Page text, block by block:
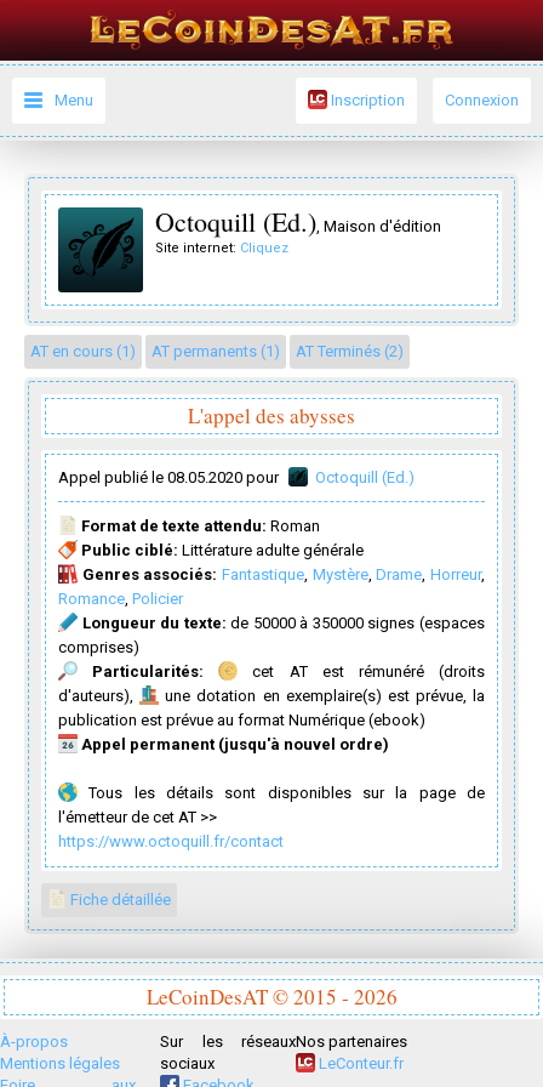
Inscription Connexion
Menu
Octoquill (Ed.), Maison d'édition
Site internet: Cliquez
AT en cours (1) AT permanents (1) AT Terminés (2)
L'appel des abysses
Appel publié le 08.05.2020 pour Octoquill (Ed.)
Format de texte attendu: Roman
Public ciblé: Littérature adulte générale
Genres associés: Fantastique, Mystère,Drame,Horreur,
Romance, Policier
Longueur du texte: de 50000 à 350000 signes (espaces
comprises)
Particularités:
cet AT est rémunéré (droits
d'auteurs),
une dotation en exemplaire(s) est prévue, la
publication est prévue au format Numérique (ebook)
Appel permanent (jusqu'à nouvel ordre)
Tous les détails sont disponibles sur la page de
l'émetteur de cet AT >>
https://www.octoquill.fr/contact
Fiche détaillée
LeCoinDesAT © 2015 - 2026
À-propos
Mentions légales
Sur les réseaux
sociaux
Nos partenaires
LeConteur.fr